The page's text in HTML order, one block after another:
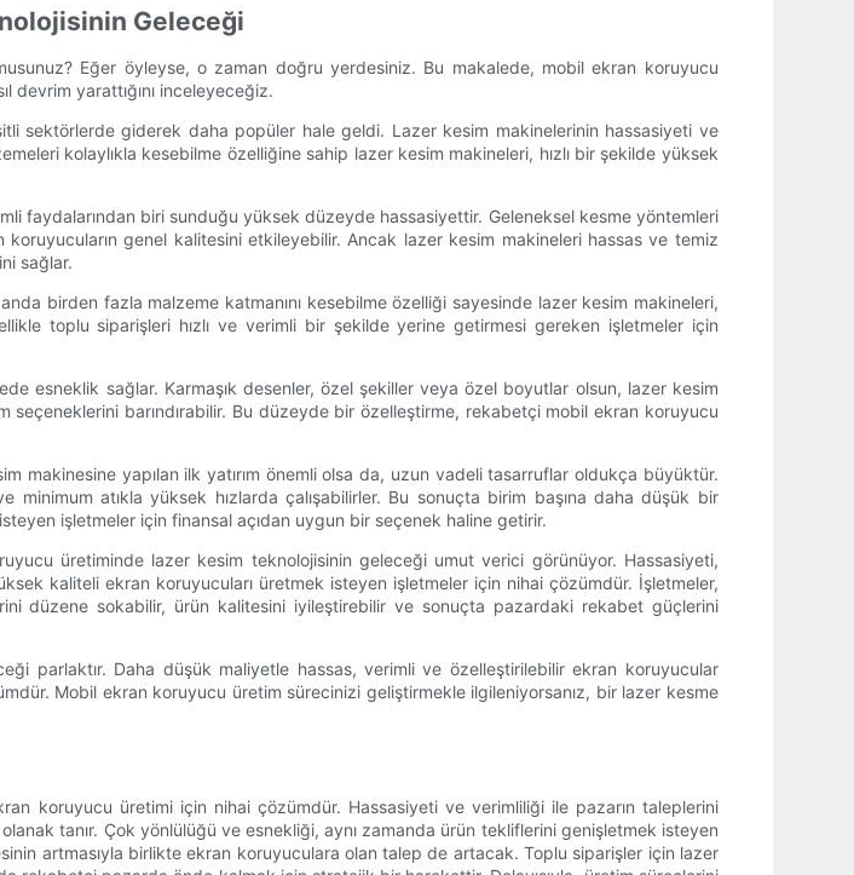
Geleceği
Eğer öyleyse, o zaman doğru yerdesiniz. Bu makalede, mobil ekran koruyucu
devrim yarattığını inceleyeceğiz.
sektörlerde giderek daha popüler hale geldi. Lazer kesim makinelerinin hassasiyeti ve
kolaylıkla kesebilme özelliğine sahip lazer kesim makineleri, hızlı bir şekilde yüksek
faydalarından biri sunduğu yüksek düzeyde hassasiyettir. Geleneksel kesme yöntemleri
genel kalitesini etkileyebilir. Ancak lazer kesim makineleri hassas ve temiz
sağlar.
birden fazla malzeme katmanını kesebilme özelliği sayesinde lazer kesim makineleri,
toplu siparişleri hızlı ve verimli bir şekilde yerine getirmesi gereken işletmeler için
esneklik sağlar. Karmaşık desenler, özel şekiller veya özel boyutlar olsun, lazer kesim
seçeneklerini barındırabilir. Bu düzeyde bir özelleştirme, rekabetçi mobil ekran koruyucu
makinesine yapılan ilk yatırım önemli olsa da, uzun vadeli tasarruflar oldukça büyüktür.
atıkla yüksek hızlarda çalışabilirler. Bu sonuçta birim başına daha düşük bir
işletmeler için finansal açıdan uygun bir seçenek haline getirir.
üretiminde lazer kesim teknolojisinin geleceği umut verici görünüyor. Hassasiyeti,
kaliteli ekran koruyucuları üretmek isteyen işletmeler için nihai çözümdür. İşletmeler,
düzene sokabilir, ürün kalitesini iyileştirebilir ve sonuçta pazardaki rekabet güçlerini
parlaktır. Daha düşük maliyetle hassas, verimli ve özelleştirilebilir ekran koruyucular
Mobil ekran koruyucu üretim sürecinizi geliştirmekle ilgileniyorsanız, bir lazer kesme
koruyucu üretimi için nihai çözümdür. Hassasiyeti ve verimliliği ile pazarın taleplerini
tanır. Çok yönlülüğü ve esnekliği, aynı zamanda ürün tekliflerini genişletmek isteyen
artmasıyla birlikte ekran koruyuculara olan talep de artacak. Toplu siparişler için lazer